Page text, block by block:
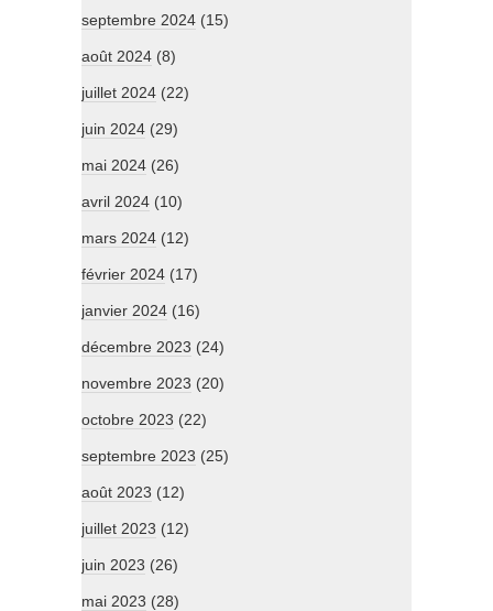
septembre 2024 (15)
août 2024 (8)
juillet 2024 (22)
juin 2024 (29)
mai 2024 (26)
avril 2024 (10)
mars 2024 (12)
février 2024 (17)
janvier 2024 (16)
décembre 2023 (24)
novembre 2023 (20)
octobre 2023 (22)
septembre 2023 (25)
août 2023 (12)
juillet 2023 (12)
juin 2023 (26)
mai 2023 (28)